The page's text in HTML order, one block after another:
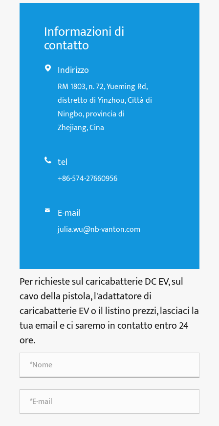
Informazioni di
contatto
 Indirizzo
RM 1803, n. 72, Yueming Rd,
distretto di Yinzhou, Città di
Ningbo, provincia di
Zhejiang, Cina
 tel
+86-574-27660956
 E-mail
julia.wu@nb-vanton.com
Per richieste sul caricabatterie DC EV, sul
cavo della pistola, l'adattatore di
caricabatterie EV o il listino prezzi, lasciaci la
tua email e ci saremo in contatto entro 24
ore.